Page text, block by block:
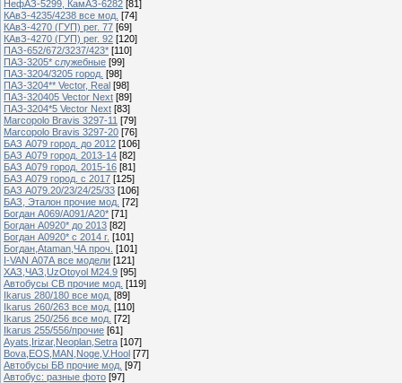
НефАЗ-5299, КамАЗ-6282 [81]
КАвЗ-4235/4238 все мод. [74]
КАвЗ-4270 (ГУП) рег. 77 [69]
КАвЗ-4270 (ГУП) рег. 92 [120]
ПАЗ-652/672/3237/423* [110]
ПАЗ-3205* служебные [99]
ПАЗ-3204/3205 город. [98]
ПАЗ-3204** Vector, Real [98]
ПАЗ-320405 Vector Next [89]
ПАЗ-3204*5 Vector Next [83]
Marcopolo Bravis 3297-11 [79]
Marcopolo Bravis 3297-20 [76]
БАЗ А079 город. до 2012 [106]
БАЗ А079 город. 2013-14 [82]
БАЗ А079 город. 2015-16 [81]
БАЗ А079 город. с 2017 [125]
БАЗ А079.20/23/24/25/33 [106]
БАЗ, Эталон прочие мод. [72]
Богдан А069/А091/А20* [71]
Богдан А0920* до 2013 [82]
Богдан А0920* с 2014 г. [101]
Богдан,Ataman,ЧА проч. [101]
I-VAN А07А все модели [121]
ХАЗ,ЧАЗ,UzOtoyol M24.9 [95]
Автобусы СВ прочие мод. [119]
Ikarus 280/180 все мод. [89]
Ikarus 260/263 все мод. [110]
Ikarus 250/256 все мод. [72]
Ikarus 255/556/прочие [61]
Ayats,Irizar,Neoplan,Setra [107]
Bova,EOS,MAN,Noge,V.Hool [77]
Автобусы БВ прочие мод. [97]
Автобус: разные фото [97]